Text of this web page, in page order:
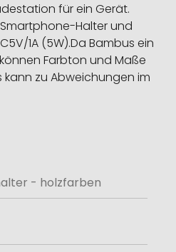
für ein Gerät.
Halter und
1A (5W).Da Bambus ein
Farbton und Maße
kann zu Abweichungen im
- holzfarben